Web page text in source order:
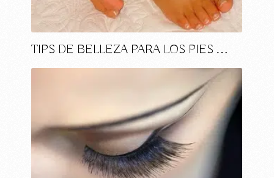
TIPS DE BELLEZA PARA LOS PIES …